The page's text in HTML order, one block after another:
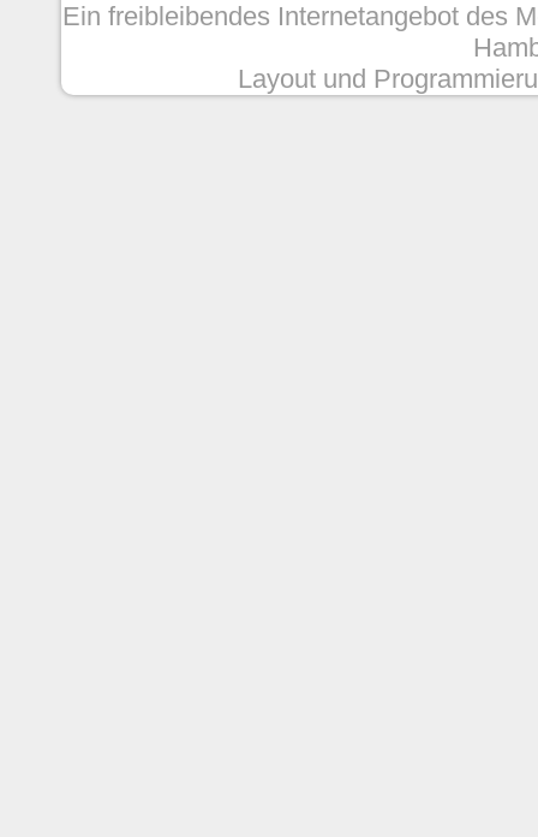
Ein freibleibendes Internetangebot des
Layout und